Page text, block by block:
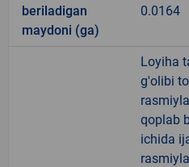
beriladigan
maydoni (ga)
0.0164
Loyiha
g'olibi
qoplab
ichida